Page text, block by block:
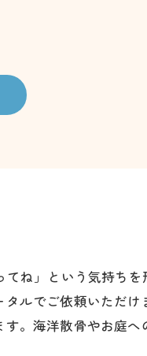
ね」という気持ち
ルでご依頼いただけ
。海洋散骨やお庭